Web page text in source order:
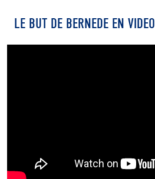
LE BUT DE BERNEDE EN VIDEO